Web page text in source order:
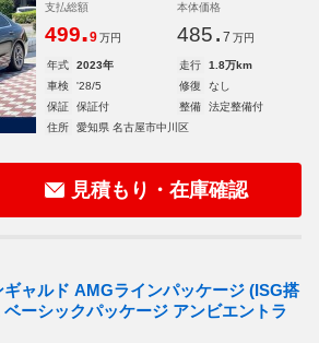
支払総額
499.9 万円
本体価格
485. 7 万円
年式 2023年 走行
1.8万km
車検
'28/5 修復
なし
保証
保証付 整備
法定整備付
住所
愛知県 名古屋市中川区
見積もり・在庫確認
ャルド AMGラインパッケージ (ISG搭
ーシックパッケージ アンビエントラ